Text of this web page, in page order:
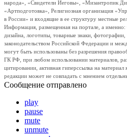
народа», «Свидетели Иеговы», «Мизантропик
«Артподготовка», Религиозная организация
в России» и входящие в ее структуру местные
Информация, размещенная на портале, а именно:
дизайна, логотипы, товарные знаки,
законодательством Российской Федерации и
могут быть использованы без разрешения
ГК РФ, при любом использовании материалов,
цитировании, активная гиперссылка на материал
редакции может не совпадать с мнением
Сообщение отправлено
play
pause
mute
unmute